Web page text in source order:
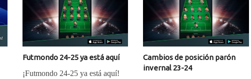
Futmondo 24-25 ya está aquí
¡Futmondo 24-25 ya está aquí!
Cambios de posición parón
invernal 23-24